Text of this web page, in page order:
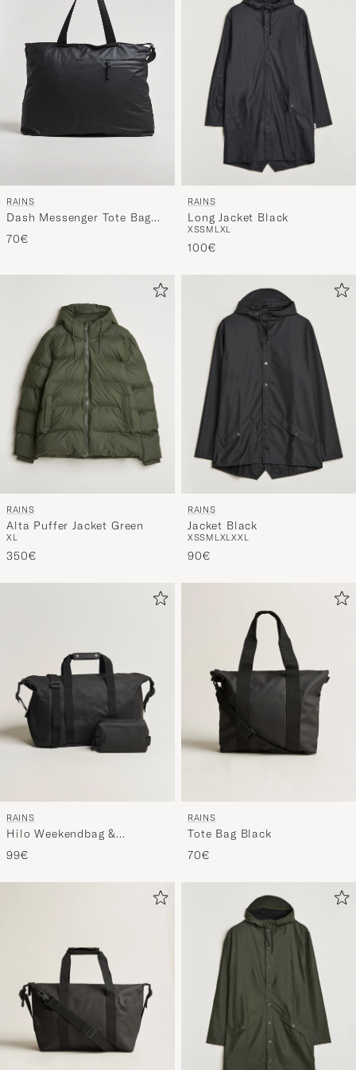
RAINS
Dash Messenger Tote Bag
Black
70€
RAINS
Long Jacket Black
XSSM LXL
100€
RAINS
Alta Puffer Jacket Green
XL
350€
RAINS
Jacket Black
XSSM LXLXXL
90€
RAINS
Hilo Weekendbag &
Washbag Black
99€
RAINS
Tote Bag Black
70€